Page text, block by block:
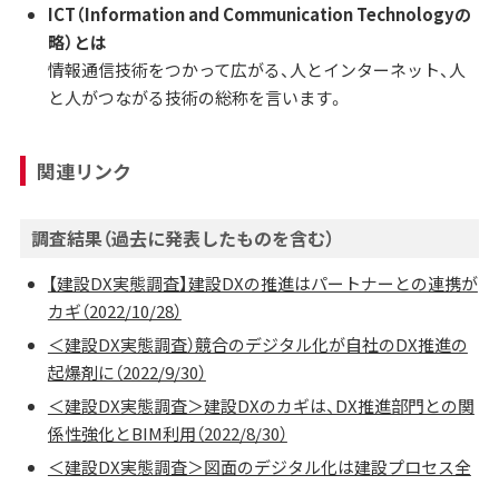
ICT（Information and Communication Technologyの
略）とは
情報通信技術をつかって広がる、人とインターネット、人
と人がつながる技術の総称を言います。
関連リンク
調査結果（過去に発表したものを含む）
【建設DX実態調査】建設DXの推進はパートナーとの連携が
カギ（2022/10/28）
＜建設DX実態調査）競合のデジタル化が自社のDX推進の
起爆剤に（2022/9/30）
＜建設DX実態調査＞建設DXのカギは、DX推進部門との関
係性強化とBIM利用（2022/8/30）
＜建設DX実態調査＞図面のデジタル化は建設プロセス全